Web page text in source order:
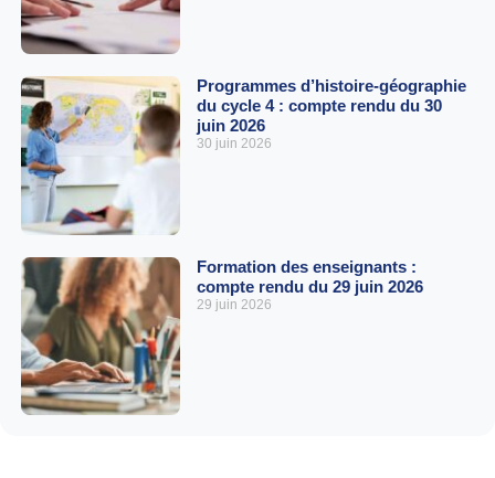
Programmes d’histoire-géographie
du cycle 4 : compte rendu du 30
juin 2026
30 juin 2026
Formation des enseignants :
compte rendu du 29 juin 2026
29 juin 2026